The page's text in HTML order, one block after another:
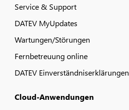
Service & Support
DATEV MyUpdates
Wartungen/Störungen
Fernbetreuung online
DATEV Einverständniserklärungen
Cloud-Anwendungen